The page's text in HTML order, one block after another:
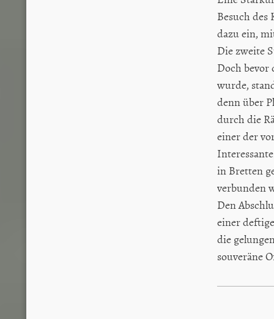
Besuch des
dazu ein,
Die zweite
Doch
wurde,
denn über
durch die
einer der
in Bretten
verbunden
Den
einer
die
souveräne